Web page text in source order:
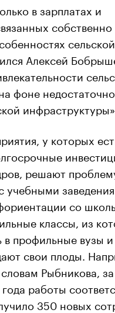
в зарплатах и
Алексей
фоне
инфраструктуры».
у которых
решают
учебными
со
классы, из
профильные вузы
свои плоды.
Рыбникова, за
работы
350 новых